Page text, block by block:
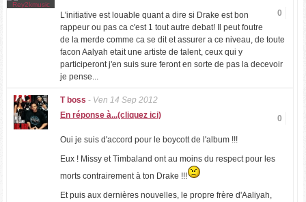
0
L'initiative est louable quant a dire si Drake est bon
rappeur ou pas ca c'est 1 tout autre debat! Il peut foutre
de la merde comme ca se dit et assurer a ce niveau, de toute
facon Aalyah etait une artiste de talent, ceux qui y
participeront j'en suis sure feront en sorte de pas la decevoir
je pense...
T boss - Ven 14 Sep 2012
0
En réponse à...(cliquez ici)
Oui je suis d'accord pour le boycott de l'album !!!
Eux ! Missy et Timbaland ont au moins du respect pour les
morts contrairement à ton Drake !!!
Et puis aux dernières nouvelles, le propre frère d'Aaliyah,